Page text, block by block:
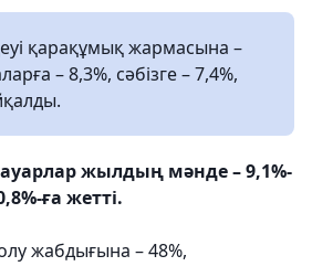
қарақұмық жармасына –
– 8,3%, сәбізге – 7,4%,
жылдың мәнде – 9,1%-
ға жетті.
жабдығына – 48%,